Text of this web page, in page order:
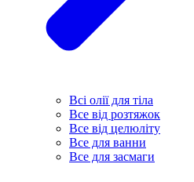
Всі олії для тіла
Все від розтяжок
Все від целюліту
Все для ванни
Все для засмаги